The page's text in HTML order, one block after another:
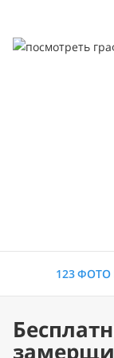
123